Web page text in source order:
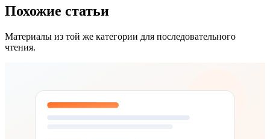
Похожие статьи
Материалы из той же категории для последовательного
чтения.